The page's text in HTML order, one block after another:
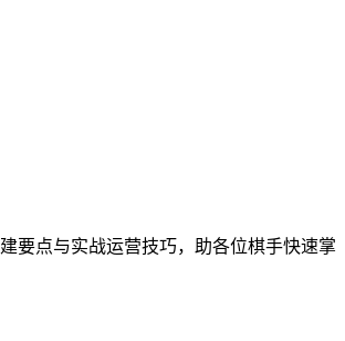
要点与实战运营技巧，助各位棋手快速掌